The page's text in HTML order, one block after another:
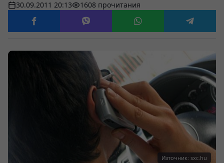
30.09.2011 20:13 1608 прочитания
Източник: sxc.hu